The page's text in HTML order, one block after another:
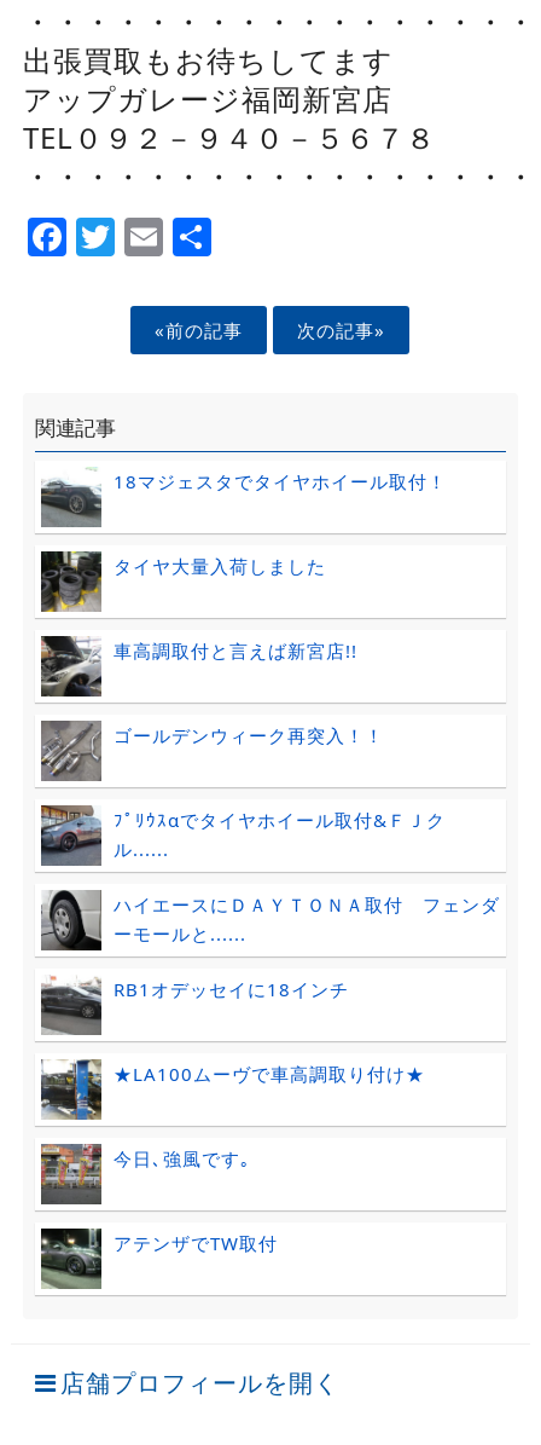
・・・・・・・・・・・・・・・・
出張買取もお待ちしてます
アップガレージ福岡新宮店
TEL０９２－９４０－５６７８
・・・・・・・・・・・・・・・・
Facebook
Twitter
EmailShare
«前の記事 次の記事»
関連記事
18マジェスタでタイヤホイール取付！
タイヤ大量入荷しました
車高調取付と言えば新宮店!!
ゴールデンウィーク再突入！！
ﾌﾟﾘｳｽαでタイヤホイール取付&ＦＪク
ル......
ハイエースにＤＡＹＴＯＮＡ取付 フェンダ
ーモールと......
RB1オデッセイに18インチ
★LA100ムーヴで車高調取り付け★
今日､強風です｡
アテンザでTW取付
店舗プロフィールを開く